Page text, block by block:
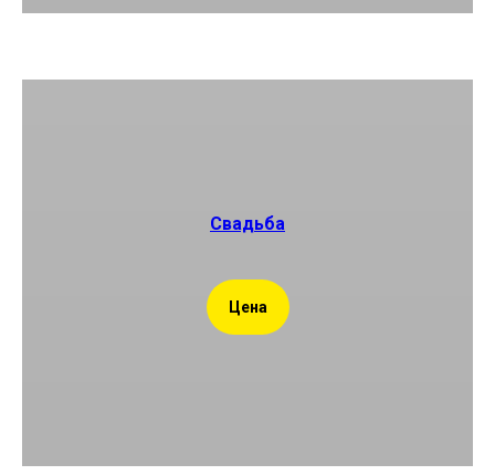
Свадьба
Цена